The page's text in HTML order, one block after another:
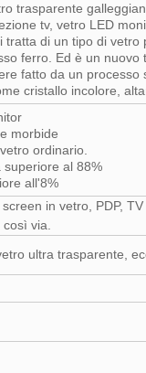
trasparente
tv, vetro LED
di un tipo di vetro
ferro. Ed è un
fatto da un
cristallo incolore,
morbide
ordinario.
superiore al 88%
all'8%
in vetro, PDP,
così via.
ultra trasparente,